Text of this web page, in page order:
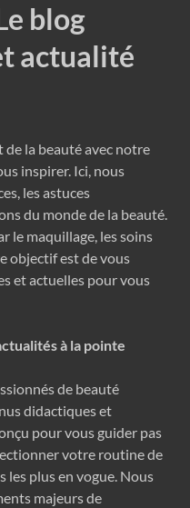
blog
actualité
de la beauté avec notre
inspirer. Ici, nous
les astuces
du monde de la beauté.
le maquillage, les soins
objectif est de vous
et actuelles pour vous
à la pointe
de beauté
didactiques et
pour vous guider pas
votre routine de
les plus en vogue. Nous
majeurs de